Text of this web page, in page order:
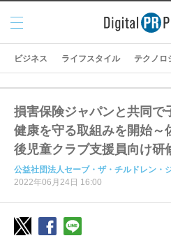
メニ
ュー
ビジネス ライフスタイル テクノロ
損害保険ジャパンと共同で
健康を守る取組みを開始～
後児童クラブ支援員向け研
公益社団法人セーブ・ザ・チルドレン・
2022年06月24日 16:00